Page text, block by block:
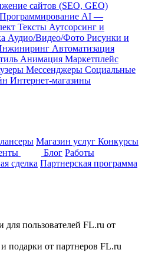
сайтов (SEO, GEO)
Программирование AI —
Тексты Аутсорсинг и
Аудио/Видео/Фото Рисунки и
Автоматизация
Анимация Маркетплейс
Мессенджеры Социальные
Интернет-магазины
Магазин услуг Конкурсы
Блог Работы
сделка Партнерская программа
пользователей FL.ru от
подарки от партнеров FL.ru